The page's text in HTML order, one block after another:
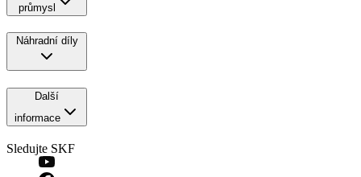
průmysl
Náhradní díly
Další
informace
Sledujte SKF